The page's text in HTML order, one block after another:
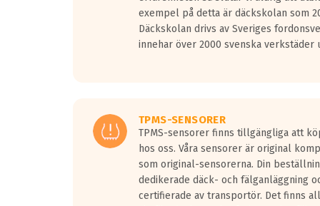
Vid körning i över 50km/h brukar
På däckmärkningen kommer det finnas en
medans de vita vågorna påvisar om det är ett tyst
Ett däck med tre svarta vågor uppnår de
exempel på detta är däckskolan som
Däckskolan drivs av Sveriges
innehar över 2000 svenska verkstäder
TPMS-SENSORER
TPMS-sensorer finns tillgängliga att
hos oss. Våra sensorer är original
som original-sensorerna. Din
dedikerade däck- och fälganläggning
certifierade av transportör. Det finns